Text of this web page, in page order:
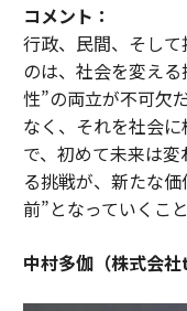
コメント：
行政、民間、そし
のは、社会を変え
性”の両立が不可欠
なく、それを社会
で、初めて未来は
る挑戦が、新たな
前”となっていくこ
中村多伽（株式会